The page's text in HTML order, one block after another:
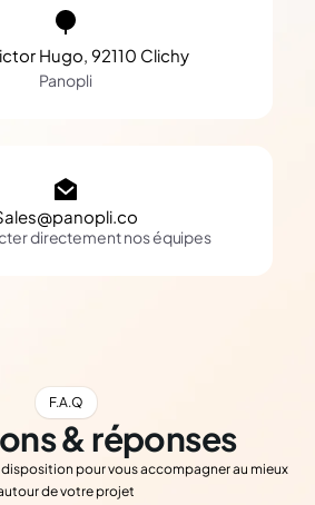
Hugo, 92110 Clichy
Panopli
directement nos équipes
F.A.Q
& réponses
pour vous accompagner au mieux
de votre projet